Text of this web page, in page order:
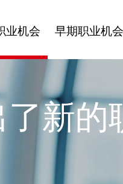
业机会 早期职业机会
新